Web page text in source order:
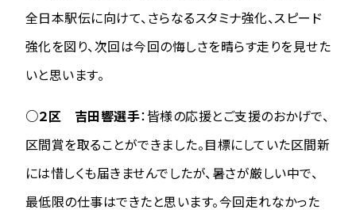
全日本駅伝に向けて、さらなるスタミナ強化、スピード
強化を図り、次回は今回の悔しさを晴らす走りを見せた
いと思います。
○２区 吉田響選手：皆様の応援とご支援のおかげで、
区間賞を取ることができました。目標にしていた区間新
には惜しくも届きませんでしたが、暑さが厳しい中で、
最低限の仕事はできたと思います。今回走れなかった